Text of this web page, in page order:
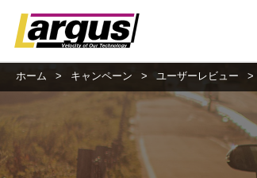
ホーム > キャンペーン > ユーザーレビュー >